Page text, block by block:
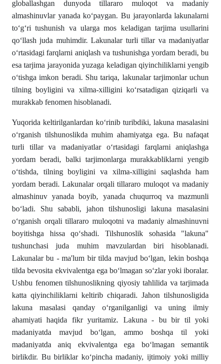
globallashgan dunyoda tillararo muloqot va madaniy
almashinuvlar yanada kо‘paygan. Bu jarayonlarda lakunalarni
tо‘g‘ri tushunish va ularga mos keladigan tarjima usullarini
qо‘llash juda muhimdir. Lakunalar turli tillar va madaniyatlar
о‘rtasidagi farqlarni aniqlash va tushunishga yordam beradi, bu
esa tarjima jarayonida yuzaga keladigan qiyinchiliklarni yengib
о‘tishga imkon beradi. Shu tariqa, lakunalar tarjimonlar uchun
tilning boyligini va xilma-xilligini kо‘rsatadigan qiziqarli va
murakkab fenomen hisoblanadi.
Yuqorida keltirilganlardan kо‘rinib turibdiki, lakuna masalasini
о‘rganish tilshunoslikda muhim ahamiyatga ega. Bu nafaqat
turli tillar va madaniyatlar о‘rtasidagi farqlarni aniqlashga
yordam beradi, balki tarjimonlarga murakkabliklarni yengib
о‘tishda, tilning boyligini va xilma-xilligini saqlashda ham
yordam beradi. Lakunalar orqali tillararo muloqot va madaniy
almashinuv yanada boyib, yanada chuqurroq va mazmunli
bо‘ladi. Shu sababli, jahon tilshunosligi lakuna masalasini
о‘rganish orqali tillararo muloqotni va madaniy almashinuvni
boyitishga hissa qо‘shadi. Tilshunoslik sohasida "lakuna"
tushunchasi juda muhim mavzulardan biri hisoblanadi.
Lakunalar bu - ma'lum bir tilda mavjud bо‘lgan, lekin boshqa
tilda bevosita ekvivalentga ega bо‘lmagan sо‘zlar yoki iboralar.
Ushbu fenomen tilshunoslikning qiyosiy tahlilida va tarjimada
katta qiyinchiliklarni keltirib chiqaradi. Jahon tilshunosligida
lakuna masalasi qanday о‘rganilganligi va uning ilmiy
ahamiyati haqida fikr yuritamiz. Lakuna - bu bir til yoki
madaniyatda mavjud bо‘lgan, ammo boshqa til yoki
madaniyatda aniq ekvivalentga ega bо‘lmagan semantik
birlikdir. Bu birliklar kо‘pincha madaniy, ijtimoiy yoki milliy